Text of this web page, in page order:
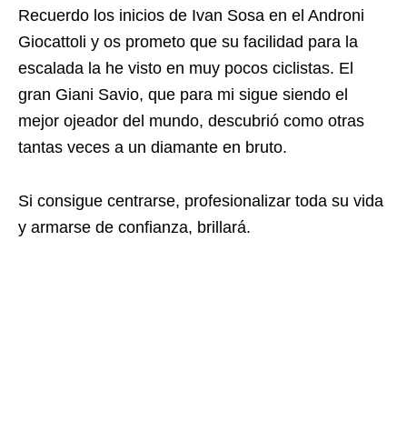
Recuerdo los inicios de Ivan Sosa en el Androni
Giocattoli y os prometo que su facilidad para la
escalada la he visto en muy pocos ciclistas. El
gran Giani Savio, que para mi sigue siendo el
mejor ojeador del mundo, descubrió como otras
tantas veces a un diamante en bruto.
Si consigue centrarse, profesionalizar toda su vida
y armarse de confianza, brillará.